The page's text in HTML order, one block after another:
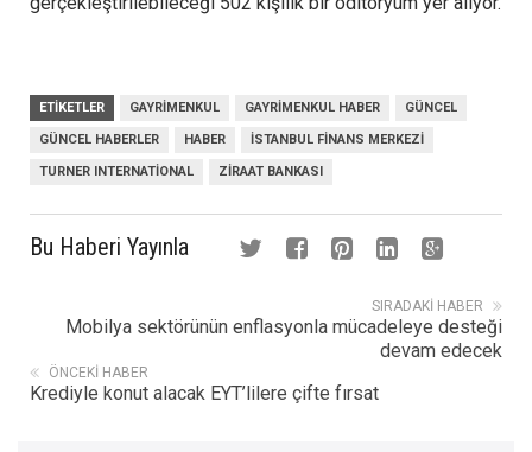
ETIKETLER GAYRIMENKUL GAYRIMENKUL HABER GÜNCEL
GÜNCEL HABERLER HABER ISTANBUL FINANS MERKEZI
TURNER INTERNATIONAL ZIRAAT BANKASI
Bu Haberi Yayınla
SIRADAKI HABER
Mobilya sektörünün enflasyonla mücadeleye desteği
devam edecek
ÖNCEKI HABER
Krediyle konut alacak EYT’lilere çifte fırsat